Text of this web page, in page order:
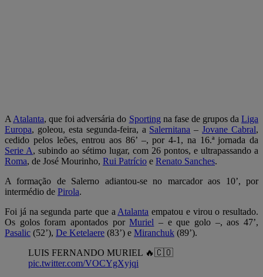
A Atalanta, que foi adversária do Sporting na fase de grupos daLiga
Europa, goleou, esta segunda-feira, a Salernitana –Jovane Cabral,
cedido pelos leões, entrou aos 86’ –, por 4-1, na 16.ª jornada da
Serie A, subindo ao sétimo lugar, com 26 pontos, e ultrapassando a
Roma, de José Mourinho, Rui Patrício e Renato Sanches.
A formação de Salerno adiantou-se no marcador aos 10’, por
intermédio de Pirola.
Foi já na segunda parte que a Atalanta empatou e virou o resultado.
Os golos foram apontados porMuriel – e que golo –, aos 47’,
Pasalic (52’), De Ketelaere (83’) e Miranchuk (89’).
LUIS FERNANDO MURIEL 🔥🇨🇴
pic.twitter.com/VOCYgXyjqi